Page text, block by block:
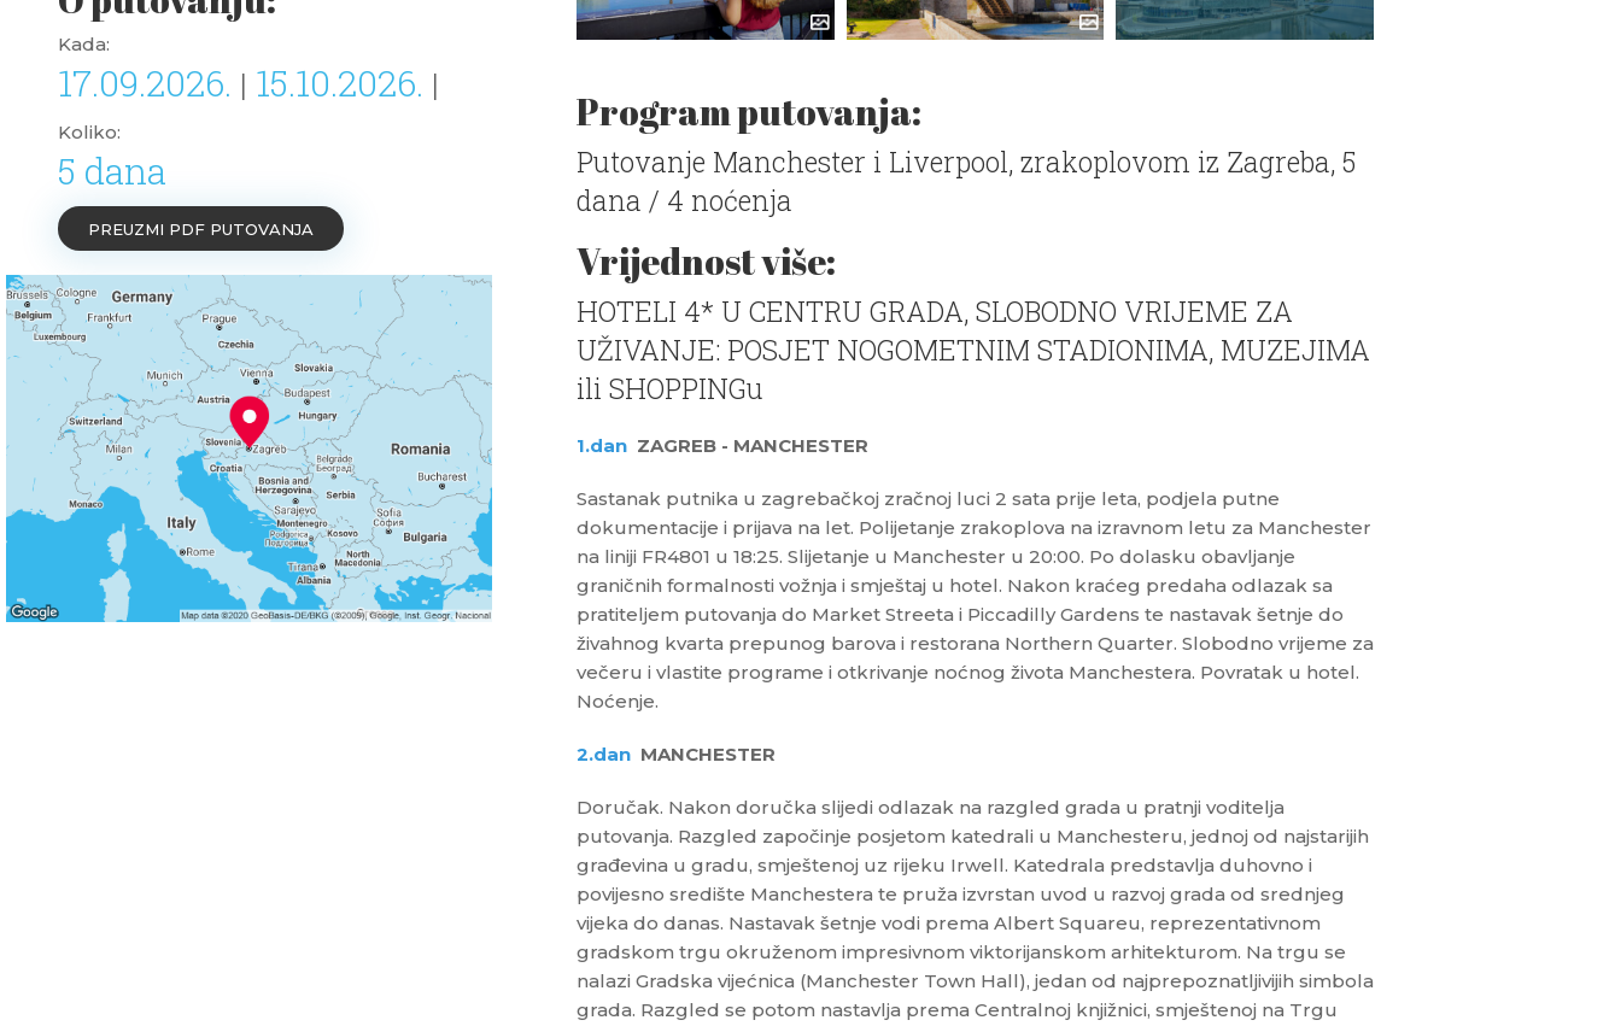
Kada:
17.09.2026. | 15.10.2026. |
Koliko:
5 dana
PREUZMI PDF PUTOVANJA
Program putovanja:
Putovanje Manchester i Liverpool, zrakoplovom iz Zagreba, 5
dana / 4 noćenja
Vrijednost više:
HOTELI 4* U CENTRU GRADA, SLOBODNO VRIJEME ZA
UŽIVANJE: POSJET NOGOMETNIM STADIONIMA, MUZEJIMA
ili SHOPPINGu
1.dan ZAGREB - MANCHESTER
Sastanak putnika u zagrebačkoj zračnoj luci 2 sata prije leta, podjela putne
dokumentacije i prijava na let. Polijetanje zrakoplova na izravnom letu za Manchester
na liniji FR4801 u 18:25. Slijetanje u Manchester u 20:00. Po dolasku obavljanje
graničnih formalnosti vožnja i smještaj u hotel. Nakon kraćeg predaha odlazak sa
pratiteljem putovanja do Market Streeta i Piccadilly Gardens te nastavak šetnje do
živahnog kvarta prepunog barova i restorana Northern Quarter. Slobodno vrijeme za
večeru i vlastite programe i otkrivanje noćnog života Manchestera. Povratak u hotel.
Noćenje.
2.dan MANCHESTER
Doručak. Nakon doručka slijedi odlazak na razgled grada u pratnji voditelja
putovanja. Razgled započinje posjetom katedrali u Manchesteru, jednoj od najstarijih
građevina u gradu, smještenoj uz rijeku Irwell. Katedrala predstavlja duhovno i
povijesno središte Manchestera te pruža izvrstan uvod u razvoj grada od srednjeg
vijeka do danas. Nastavak šetnje vodi prema Albert Squareu, reprezentativnom
gradskom trgu okruženom impresivnom viktorijanskom arhitekturom. Na trgu se
nalazi Gradska vijećnica (Manchester Town Hall), jedan od najprepoznatljivijih simbola
grada. Razgled se potom nastavlja prema Centralnoj knjižnici, smještenoj na Trgu